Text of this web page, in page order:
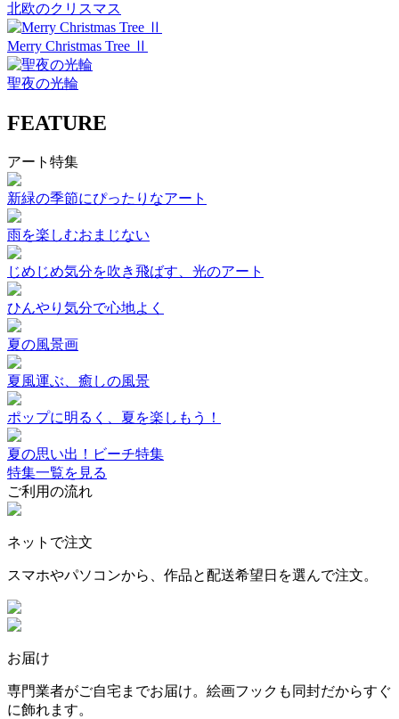
北欧のクリスマス
Merry Christmas Tree Ⅱ
聖夜の光輪
FEATURE
アート特集
新緑の季節にぴったりなアート
雨を楽しむおまじない
じめじめ気分を吹き飛ばす、光のアート
ひんやり気分で心地よく
夏の風景画
夏風運ぶ、癒しの風景
ポップに明るく、夏を楽しもう！
夏の思い出！ビーチ特集
特集一覧を見る
ご利用の流れ
ネットで注文
スマホやパソコンから、作品と配送希望日を選んで注文。
お届け
専門業者がご自宅までお届け。絵画フックも同封だからすぐ
に飾れます。